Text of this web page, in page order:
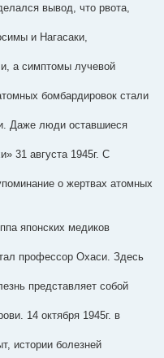
вывод, что рвота,
и Нагасаки,
а симптомы лучевой
бомбардировок стали
Даже люди оставшиеся
31 августа 1945г. С
о жертвах атомных
японских медиков
профессор Охаси. Здесь
представляет собой
14 октября 1945г. в
истории болезней